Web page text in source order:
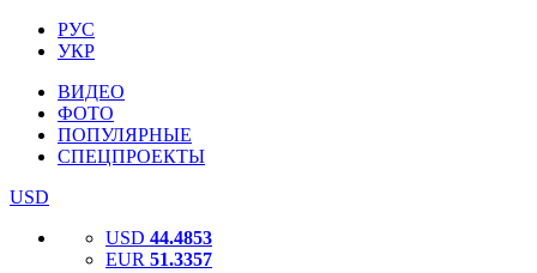
РУС
УКР
ВИДЕО
ФОТО
ПОПУЛЯРНЫЕ
СПЕЦПРОЕКТЫ
USD
USD 44.4853
EUR 51.3357